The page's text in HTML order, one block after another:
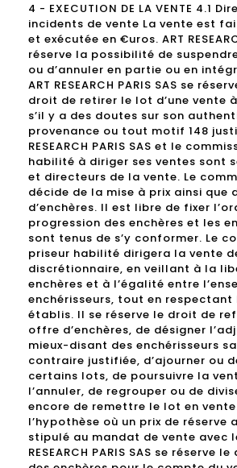
4 - EXECUTION DE LA VENTE 4.1
incidents de vente La vente est
et exécutée en €uros. ART
réserve la possibilité de
ou d’annuler en partie ou en
ART RESEARCH PARIS SAS se
droit de retirer le lot d’une vente
s’il y a des doutes sur son
provenance ou tout motif 148
RESEARCH PARIS SAS et le
habilité à diriger ses ventes sont
et directeurs de la vente. Le
décide de la mise à prix ainsi que
d’enchères. Il est libre de fixer
progression des enchères et les
sont tenus de s’y conformer. Le
priseur habilité dirigera la vente
discrétionnaire, en veillant à la
enchères et à l’égalité entre
enchérisseurs, tout en respectant
établis. Il se réserve le droit de
offre d’enchères, de désigner
mieux-disant des enchérisseurs
contraire justifiée, d’ajourner ou
certains lots, de poursuivre la
l’annuler, de regrouper ou de
encore de remettre le lot en
l’hypothèse où un prix de réserve
stipulé au mandat de vente avec
RESEARCH PARIS SAS se réserve